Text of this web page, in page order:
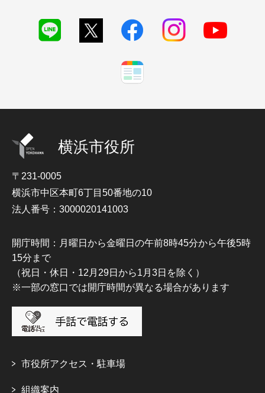
横浜市役所
〒231-0005
横浜市中区本町6丁目50番地の10
法人番号：3000020141003
開庁時間：月曜日から金曜日の午前8時45分から午後5時
15分まで
（祝日・休日・12月29日から1月3日を除く）
※一部の窓口では開庁時間が異なる場合があります
市役所アクセス・駐車場
組織案内